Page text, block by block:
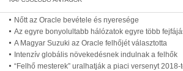
Nőtt az Oracle bevétele és nyeresége
Az egyre bonyolultabb hálózatok egyre több
A Magyar Suzuki az Oracle felhőjét választotta
Intenzív globális növekedésnek indulnak a felhők
“Felhő mesterek” uralhatják a piaci versenyt 2018-